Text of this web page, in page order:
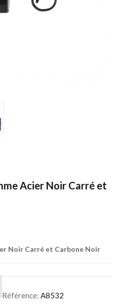
Acier Noir Carré et
Noir Carré et Carbone Noir
Référence: A8532